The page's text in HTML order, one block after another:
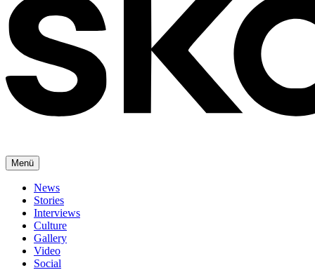
Menü
News
Stories
Interviews
Culture
Gallery
Video
Social